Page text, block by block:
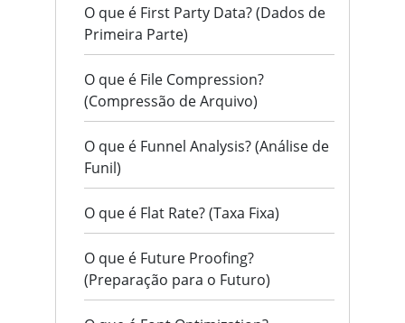
O que é First Party Data? (Dados de
Primeira Parte)
O que é File Compression?
(Compressão de Arquivo)
O que é Funnel Analysis? (Análise de
Funil)
O que é Flat Rate? (Taxa Fixa)
O que é Future Proofing?
(Preparação para o Futuro)